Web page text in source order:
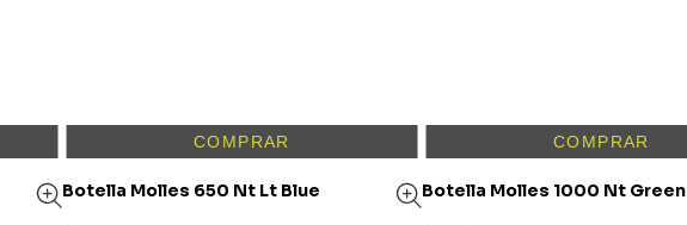
COMPRAR
Botella Molles 650 Nt Lt Blue
COMPRAR
Botella Molles 1000 Nt Green